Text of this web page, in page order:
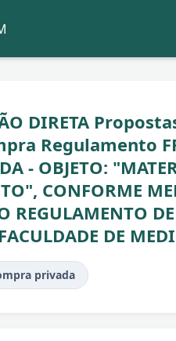
DIRETA
Regulamento
- OBJETO:
CONFORME
REGULAMENTO
DE
privada